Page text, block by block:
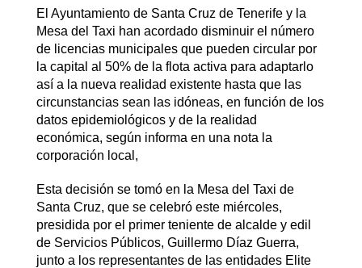
El Ayuntamiento de Santa Cruz de Tenerife y la
Mesa del Taxi han acordado disminuir el número
de licencias municipales que pueden circular por
la capital al 50% de la flota activa para adaptarlo
así a la nueva realidad existente hasta que las
circunstancias sean las idóneas, en función de los
datos epidemiológicos y de la realidad
económica, según informa en una nota la
corporación local,
Esta decisión se tomó en la Mesa del Taxi de
Santa Cruz, que se celebró este miércoles,
presidida por el primer teniente de alcalde y edil
de Servicios Públicos, Guillermo Díaz Guerra,
junto a los representantes de las entidades Elite